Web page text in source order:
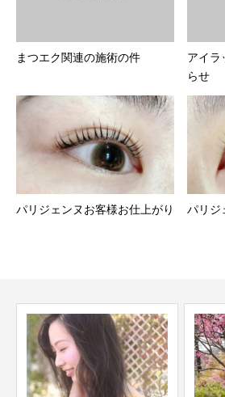
まつエク関連の施術の件
アイラ
らせ
パリジェンヌお客様お仕上がり パリジ